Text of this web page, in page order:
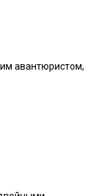
авантюристом,